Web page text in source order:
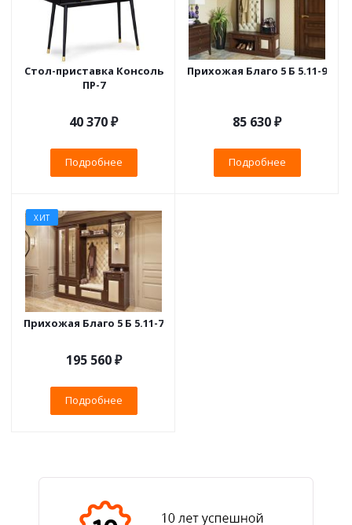
Стол-приставка Консоль
ПР-7
40 370 ₽
Подробнее
Прихожая Благо 5 Б 5.11-9
85 630 ₽
Подробнее
ХИТ
Прихожая Благо 5 Б 5.11-7
195 560 ₽
Подробнее